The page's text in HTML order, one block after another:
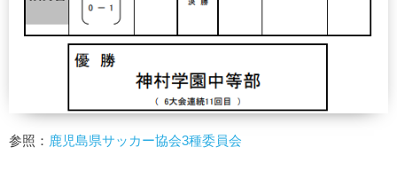
参照： 鹿児島県サッカー協会3種委員会